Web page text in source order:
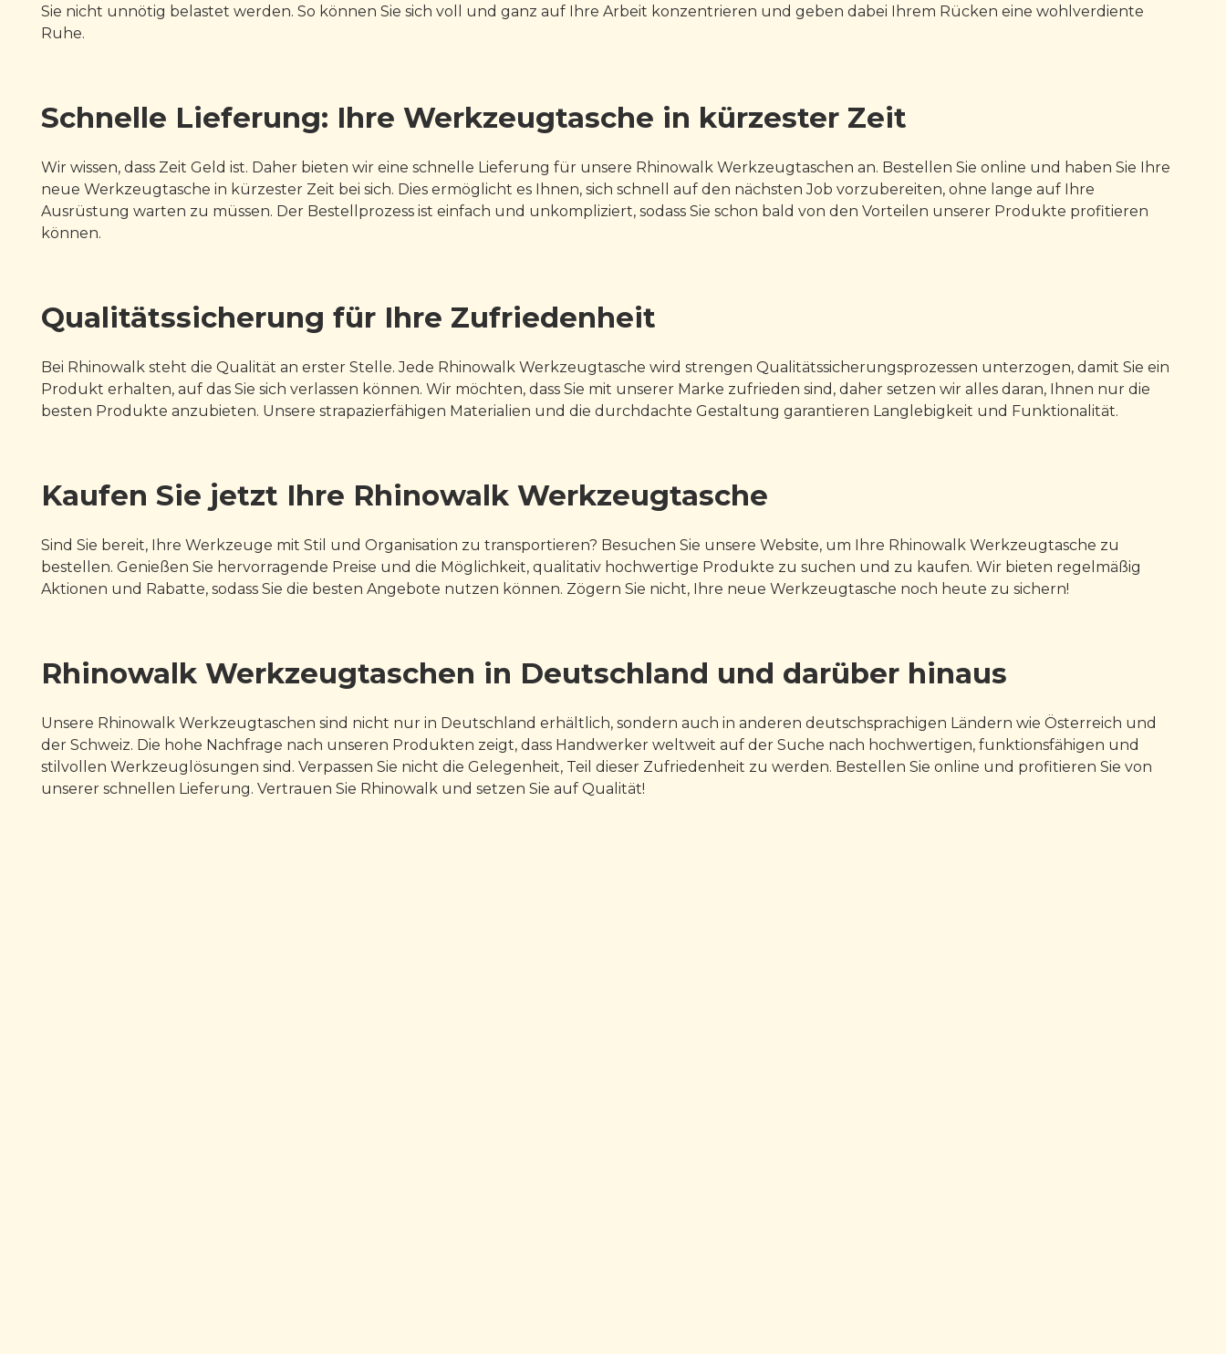
Sie nicht unnötig belastet werden. So können Sie sich voll und ganz auf Ihre Arbeit konzentrieren und geben dabei Ihrem Rücken eine wohlverdiente
Ruhe.
Schnelle Lieferung: Ihre Werkzeugtasche in kürzester Zeit
Wir wissen, dass Zeit Geld ist. Daher bieten wir eine schnelle Lieferung für unsere Rhinowalk Werkzeugtaschen an. Bestellen Sie online und haben Sie Ihre
neue Werkzeugtasche in kürzester Zeit bei sich. Dies ermöglicht es Ihnen, sich schnell auf den nächsten Job vorzubereiten, ohne lange auf Ihre
Ausrüstung warten zu müssen. Der Bestellprozess ist einfach und unkompliziert, sodass Sie schon bald von den Vorteilen unserer Produkte profitieren
können.
Qualitätssicherung für Ihre Zufriedenheit
Bei Rhinowalk steht die Qualität an erster Stelle. Jede Rhinowalk Werkzeugtasche wird strengen Qualitätssicherungsprozessen unterzogen, damit Sie ein
Produkt erhalten, auf das Sie sich verlassen können. Wir möchten, dass Sie mit unserer Marke zufrieden sind, daher setzen wir alles daran, Ihnen nur die
besten Produkte anzubieten. Unsere strapazierfähigen Materialien und die durchdachte Gestaltung garantieren Langlebigkeit und Funktionalität.
Kaufen Sie jetzt Ihre Rhinowalk Werkzeugtasche
Sind Sie bereit, Ihre Werkzeuge mit Stil und Organisation zu transportieren? Besuchen Sie unsere Website, um Ihre Rhinowalk Werkzeugtasche zu
bestellen. Genießen Sie hervorragende Preise und die Möglichkeit, qualitativ hochwertige Produkte zu suchen und zu kaufen. Wir bieten regelmäßig
Aktionen und Rabatte, sodass Sie die besten Angebote nutzen können. Zögern Sie nicht, Ihre neue Werkzeugtasche noch heute zu sichern!
Rhinowalk Werkzeugtaschen in Deutschland und darüber hinaus
Unsere Rhinowalk Werkzeugtaschen sind nicht nur in Deutschland erhältlich, sondern auch in anderen deutschsprachigen Ländern wie Österreich und
der Schweiz. Die hohe Nachfrage nach unseren Produkten zeigt, dass Handwerker weltweit auf der Suche nach hochwertigen, funktionsfähigen und
stilvollen Werkzeuglösungen sind. Verpassen Sie nicht die Gelegenheit, Teil dieser Zufriedenheit zu werden. Bestellen Sie online und profitieren Sie von
unserer schnellen Lieferung. Vertrauen Sie Rhinowalk und setzen Sie auf Qualität!